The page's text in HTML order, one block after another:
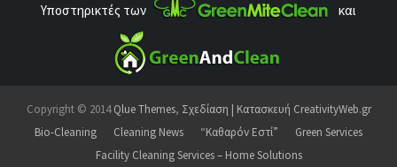
Υποστηρικτές των και
Copyright © 2014Qlue Themes, Σχεδίαση | Κατασκευή CreativityWeb.gr
Bio-Cleaning
Cleaning News “Καθαρόν Εστί”
Green Services
Facility Cleaning Services – Home Solutions